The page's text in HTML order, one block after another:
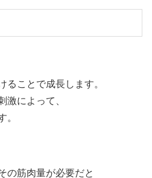
ることで成長します。
激によって、
。
の筋肉量が必要だと